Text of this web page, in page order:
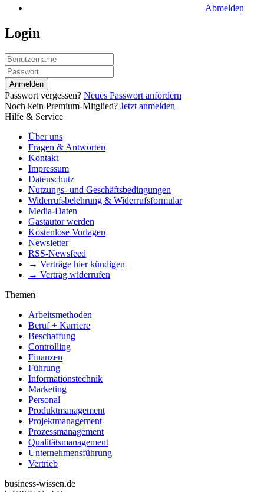
Abmelden
Login
Anmelden
Passwort vergessen? Neues Passwort anfordern
Noch kein Premium-Mitglied? Jetzt anmelden
Hilfe & Service
Über uns
Fragen & Antworten
Kontakt
Impressum
Datenschutz
Nutzungs- und Geschäftsbedingungen
Widerrufsbelehrung & Widerrufsformular
Media-Daten
Gastautor werden
Kostenlose Vorlagen
Newsletter
RSS-Newsfeed
→ Verträge hier kündigen
→ Vertrag widerrufen
Themen
Arbeitsmethoden
Beruf + Karriere
Beschaffung
Controlling
Finanzen
Führung
Informationstechnik
Marketing
Personal
Produktmanagement
Projektmanagement
Prozessmanagement
Qualitätsmanagement
Unternehmensführung
Vertrieb
business-wissen.de